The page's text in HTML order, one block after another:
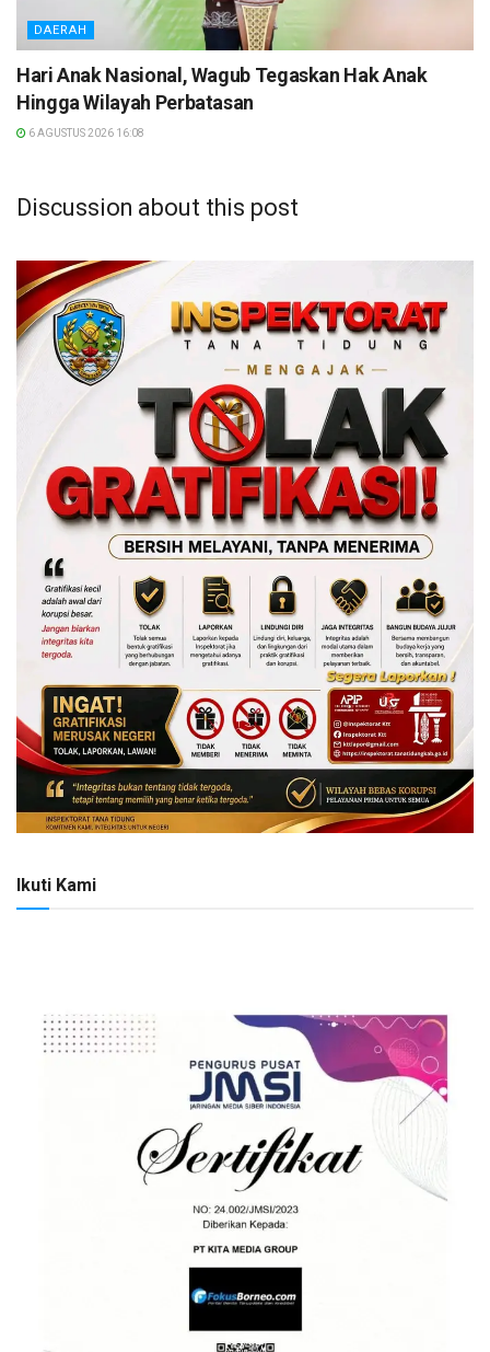
DAERAH
Hari Anak Nasional, Wagub Tegaskan Hak Anak
Hingga Wilayah Perbatasan
6 AGUSTUS 2026 16:08
Discussion about this post
Ikuti Kami